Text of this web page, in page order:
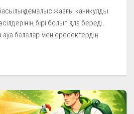
демалыс жазғы каникулды
бірі болып қала береді.
балалар мен ересектердің